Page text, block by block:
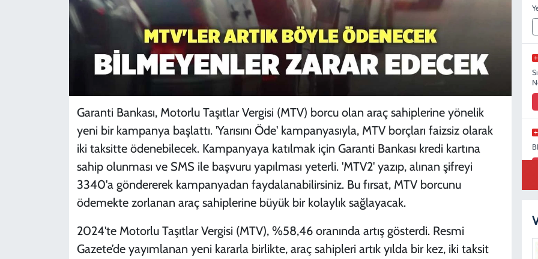
Garanti Bankası, Motorlu Taşıtlar Vergisi (MTV) borcu olan araç sahiplerine yönelik
yeni bir kampanya başlattı. 'Yarısını Öde' kampanyasıyla, MTV borçları faizsiz olarak
iki taksitte ödenebilecek. Kampanyaya katılmak için Garanti Bankası kredi kartına
sahip olunması ve SMS ile başvuru yapılması yeterli. 'MTV2' yazıp, alınan şifreyi
3340'a göndererek kampanyadan faydalanabilirsiniz. Bu fırsat, MTV borcunu
ödemekte zorlanan araç sahiplerine büyük bir kolaylık sağlayacak.
2024'te Motorlu Taşıtlar Vergisi (MTV), %58,46 oranında artış gösterdi. Resmi
Gazete’de yayımlanan yeni kararla birlikte, araç sahipleri artık yılda bir kez, iki taksit